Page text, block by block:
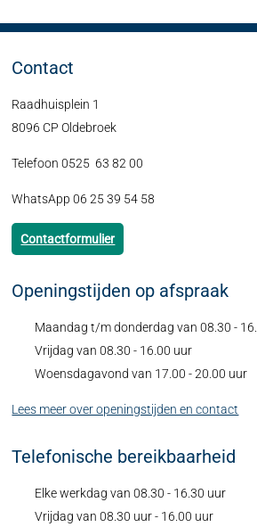
Contact
Raadhuisplein 1
8096 CP Oldebroek
Telefoon 0525 63 82 00
WhatsApp 06 25 39 54 58
Contactformulier
Openingstijden op afspraak
Maandag t/m donderdag van 08.30 -
Vrijdag van 08.30 - 16.00 uur
Woensdagavond van 17.00 - 20.00 uur
Lees meer over openingstijden en contact
Telefonische bereikbaarheid
Elke werkdag van 08.30 - 16.30 uur
Vrijdag van 08.30 uur - 16.00 uur